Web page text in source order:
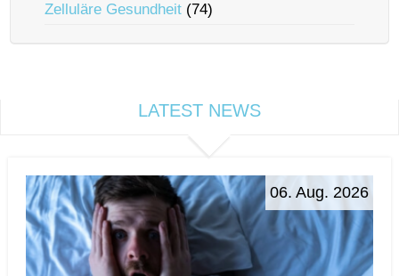
Zelluläre Gesundheit (74)
LATEST NEWS
06. Aug. 2026